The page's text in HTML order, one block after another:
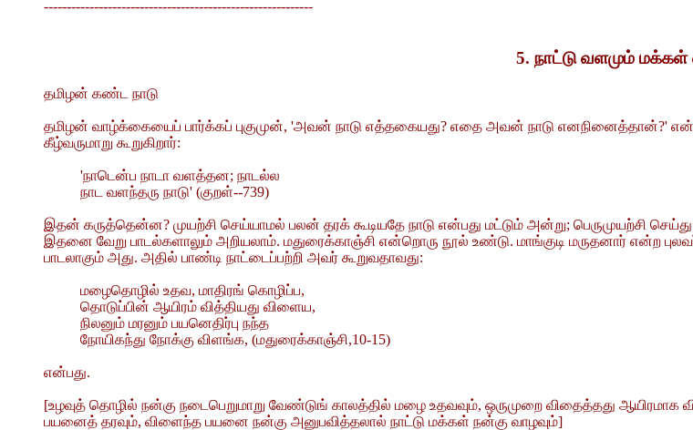
-----------------------------------------------------------
5. நாட்டு வளமும்
தமிழன் கண்ட நாடு
தமிழன் வாழ்க்கையைப் பார்க்கப் புகுமுன், 'அவன் நாடு எத்தகையது? எதை அவன் நாடு எனநினைத்தான்?'
கீழ்வருமாறு கூறுகிறார்:
'நாடென்ப நாடா வளத்தன; நாடல்ல
நாட வளந்தரு நாடு' (குறள்--739)
இதன் கருத்தென்ன? முயற்சி செய்யாமல் பலன் தரக் கூடியதே நாடு என்பது மட்டும் அன்று; பெருமுயற்சி
இதனை வேறு பாடல்களாலும் அறியலாம். மதுரைக்காஞ்சி என்றொரு நூல் உண்டு. மாங்குடி மருதனார் என்ற
பாடலாகும் அது. அதில் பாண்டி நாட்டைப்பற்றி அவர் கூறுவதாவது:
மழைதொழில் உதவ, மாதிரங் கொழிப்ப,
தொடுப்பின் ஆயிரம் வித்தியது விளைய,
நிலனும் மரனும் பயனெதிர்பு நந்த
நோயிகந்து நோக்கு விளங்க, (மதுரைக்காஞ்சி,10-15)
என்பது.
[உழவுத் தொழில் நன்கு நடைபெறுமாறு வேண்டுங் காலத்தில் மழை உதவவும், ஒருமுறை விதைத்தது
பயனைத் தரவும், விளைந்த பயனை நன்கு அனுபவித்தலால் நாட்டு மக்கள் நன்கு வாழவும்]